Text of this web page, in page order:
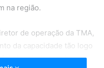
na região.
de operação da TMA,
da capacidade tão logo
planejada com base em